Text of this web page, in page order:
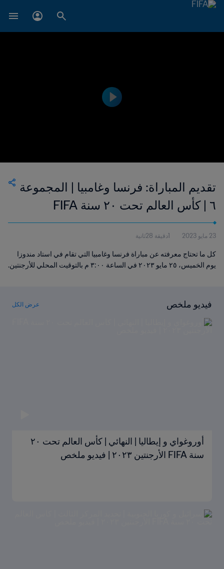
تقديم المباراة: فرنسا وغامبيا | المجموعة
٦ | كأس العالم تحت ٢٠ سنة FIFA
الأرجنتين ٢٠٢٣™
23 مايو 2023 1دقيقة 28ثانية
كل ما تحتاج معرفته عن مباراة فرنسا وغامبيا التي تقام في استاد مندوزا
يوم الخميس، ٢٥ مايو ٢٠٢٣ في الساعة ٣:٠٠ م بالتوقيت المحلي للأرجنتين.
فيديو ملخص عرض الكل
أوروغواي و إيطاليا | النهائي | كأس العالم تحت ٢٠
سنة FIFA الأرجنتين ٢٠٢٣ | فيديو ملخص